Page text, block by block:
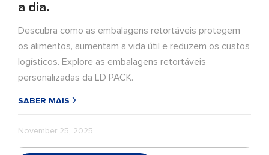
a dia.
Descubra como as embalagens retortáveis protegem
os alimentos, aumentam a vida útil e reduzem os custos
logísticos. Explore as embalagens retortáveis
personalizadas da LD PACK.
SABER MAIS
November 25, 2025